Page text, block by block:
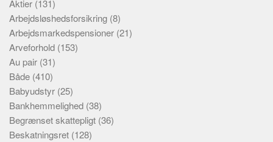
Aktier (131)
Arbejdsløshedsforsikring (8)
Arbejdsmarkedspensioner (21)
Arveforhold (153)
Au pair (31)
Både (410)
Babyudstyr (25)
Bankhemmelighed (38)
Begrænset skattepligt (36)
Beskatningsret (128)